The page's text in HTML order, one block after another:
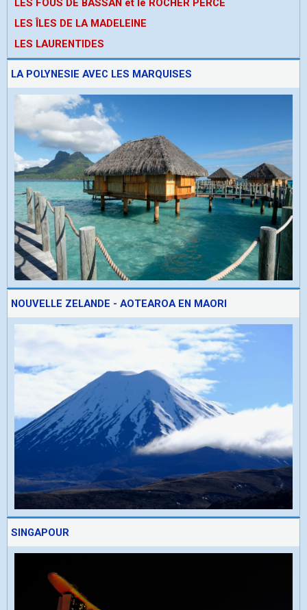
LES FOUS DE BASSAN et le ROCHER PERCE
LES ÎLES DE LA MADELEINE
LES LAURENTIDES
LA POLYNESIE AVEC LES MARQUISES
NOUVELLE ZELANDE - AOTEAROA EN MAORI
SINGAPOUR